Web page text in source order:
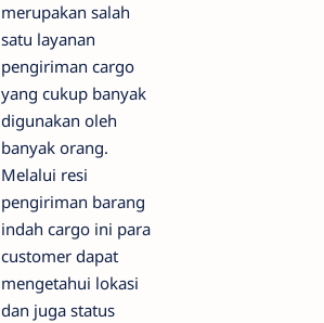
merupakan salah
satu layanan
pengiriman cargo
yang cukup banyak
digunakan oleh
banyak orang.
Melalui resi
pengiriman barang
indah cargo ini para
customer dapat
mengetahui lokasi
dan juga status